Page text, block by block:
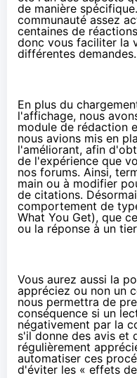
de manière
communauté assez
centaines de
donc vous faciliter la
différentes demandes.
En plus du
l'affichage, nous
module de rédaction
nous avions mis en
l'améliorant, afin
de l'expérience que
nos forums. Ainsi,
main ou à modifier
de citations.
comportement de
What You Get), que
ou la réponse à un
Vous aurez aussi la
appréciez ou non un
nous permettra de
conséquence si un
négativement par la
s'il donne des avis et
régulièrement
automatiser ces
d'éviter les « effets